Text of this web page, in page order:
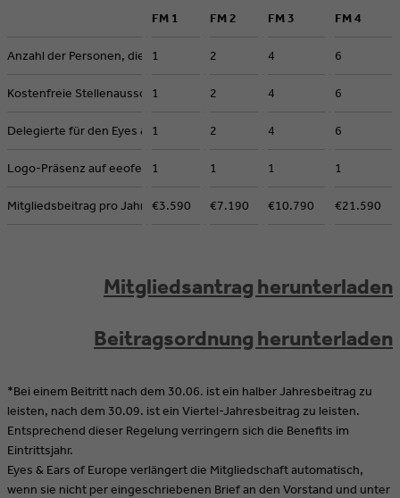
FM 1 FM 2 FM 3 FM 4
1 2 4 6
1 2 4 6
1 2 4 6
1 1 1 1
€3.590 €7.190 €10.790 €21.590
Anzahl der Personen, die als Mitglied genannt werden können
Kostenfreie Stellenausschreibungen auf eeofe.org & in den eNews
Delegierte für den Eyes & Ears Executive Club
Logo-Präsenz auf eeofe.org
Mitgliedsbeitrag pro Jahr
Mitgliedsantrag herunterladen
Beitragsordnung herunterladen
*Bei einem Beitritt nach dem 30.06. ist ein halber Jahresbeitrag zu
leisten, nach dem 30.09. ist ein Viertel-Jahresbeitrag zu leisten.
Entsprechend dieser Regelung verringern sich die Benefits im
Eintrittsjahr.
Eyes & Ears of Europe verlängert die Mitgliedschaft automatisch,
wenn sie nicht per eingeschriebenen Brief an den Vorstand und unter